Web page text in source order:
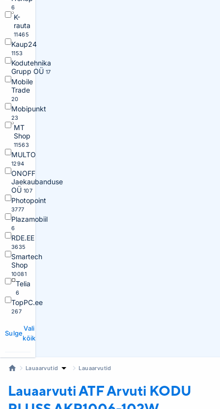
6
K-
rauta
11465
Kaup24
1153
Kodutehnika
Grupp OÜ 17
Mobile
Trade
20
Mobipunkt
23
MT
Shop
11563
MULTO
1294
ONOFF
Jaekaubanduse
OÜ 107
Photopoint
3777
Plazamobiil
6
RDE.EE
3635
Smartech
Shop
10081
Telia
6
TopPC.ee
267
Sulge
Vali
kõik
Lauaarvutid Lauaarvutid
Lauaarvuti ATFArvuti KODU